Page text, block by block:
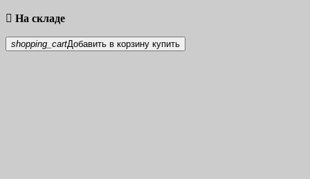
 На складе
shopping_cartДобавить в корзину купить